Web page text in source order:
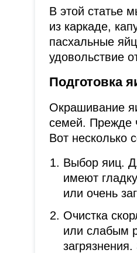
В этой статье
из каркаде,
пасхальные
удовольствие
Подготовка
Окрашивание
семей. Прежде
Вот несколько
Выбор яиц.
имеют
или очень
Очистка
или слабым